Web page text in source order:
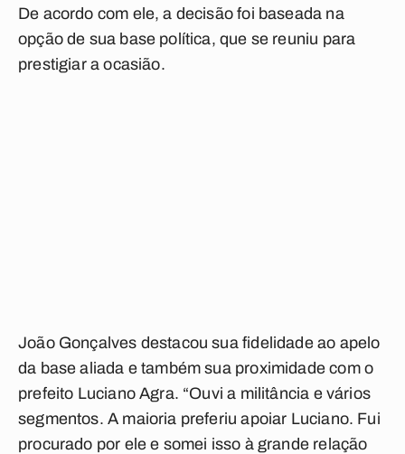
De acordo com ele, a decisão foi baseada na
opção de sua base política, que se reuniu para
prestigiar a ocasião.
João Gonçalves destacou sua fidelidade ao apelo
da base aliada e também sua proximidade com o
prefeito Luciano Agra. “Ouvi a militância e vários
segmentos. A maioria preferiu apoiar Luciano. Fui
procurado por ele e somei isso à grande relação